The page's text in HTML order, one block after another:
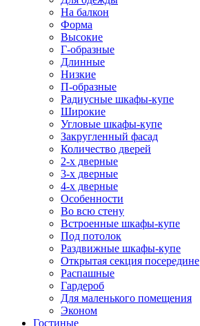
На балкон
Форма
Высокие
Г-образные
Длинные
Низкие
П-образные
Радиусные шкафы-купе
Широкие
Угловые шкафы-купе
Закругленный фасад
Количество дверей
2-х дверные
3-х дверные
4-х дверные
Особенности
Во всю стену
Встроенные шкафы-купе
Под потолок
Раздвижные шкафы-купе
Открытая секция посередине
Распашные
Гардероб
Для маленького помещения
Эконом
Гостиные